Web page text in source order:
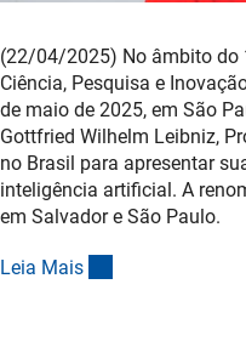
(22/04/2025) No âmbito do
Ciência, Pesquisa e
de maio de 2025, em São
Gottfried Wilhelm Leibniz,
no Brasil para apresentar
inteligência artificial. A
em Salvador e São Paulo.
Leia Mais